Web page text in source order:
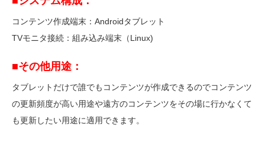
コンテンツ作成端末：Androidタブレット
TVモニタ接続：組み込み端末（Linux)
■その他用途：
タブレットだけで誰でもコンテンツが作成できるのでコンテンツ
の更新頻度が高い用途や遠方のコンテンツをその場に行かなくて
も更新したい用途に適用できます。